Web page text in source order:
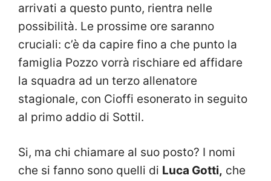
arrivati a questo punto, rientra nelle
possibilità. Le prossime ore saranno
cruciali: c’è da capire fino a che punto la
famiglia Pozzo vorrà rischiare ed affidare
la squadra ad un terzo allenatore
stagionale, con Cioffi esonerato in seguito
al primo addio di Sottil.
Si, ma chi chiamare al suo posto? I nomi
che si fanno sono quelli di Luca Gotti, che